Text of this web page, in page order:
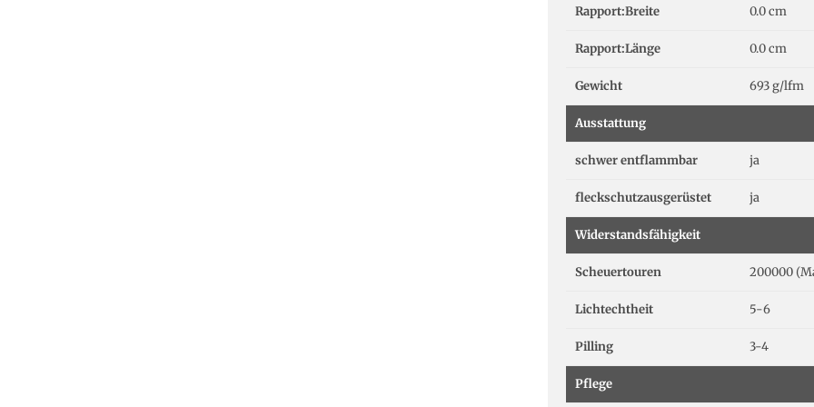
Rapport:Breite 0.0 cm
Rapport:Länge 0.0 cm
Gewicht 693 g/lfm
Ausstattung
schwer entflammbar ja
fleckschutzausgerüstet ja
Widerstandsfähigkeit
Scheuertouren 200000
Lichtechtheit 5-6
Pilling 3-4
Pflege